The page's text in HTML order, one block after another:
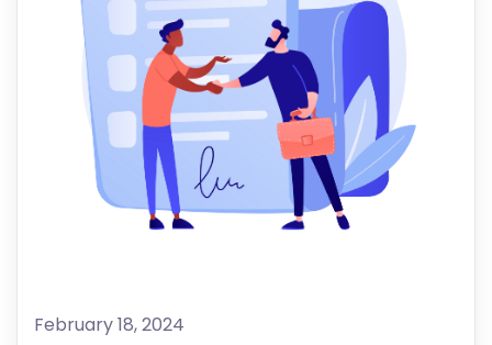
February 18, 2024